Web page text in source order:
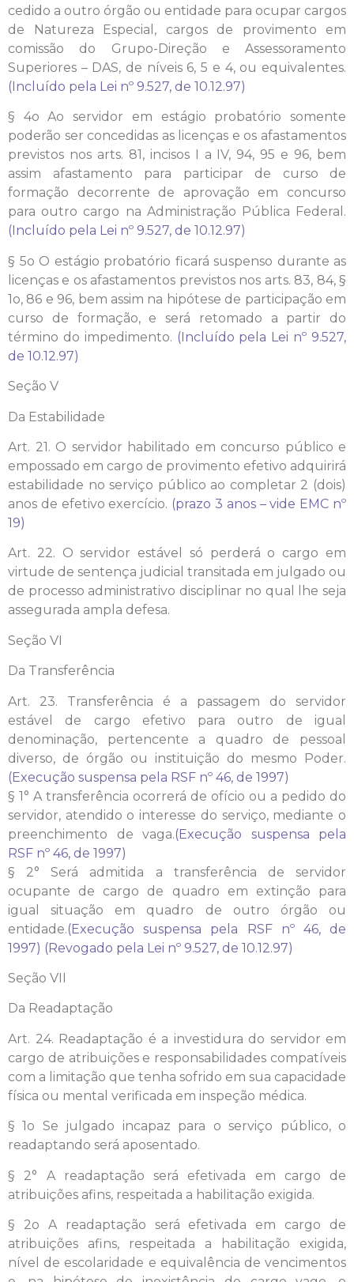
cedido a outro órgão ou entidade para ocupar cargos
de Natureza Especial, cargos de provimento em
comissão do Grupo-Direção e Assessoramento
Superiores – DAS, de níveis 6, 5 e 4, ou equivalentes.
(Incluído pela Lei nº 9.527, de 10.12.97)
§ 4o Ao servidor em estágio probatório somente
poderão ser concedidas as licenças e os afastamentos
previstos nos arts. 81, incisos I a IV, 94, 95 e 96, bem
assim afastamento para participar de curso de
formação decorrente de aprovação em concurso
para outro cargo na Administração Pública Federal.
(Incluído pela Lei nº 9.527, de 10.12.97)
§ 5o O estágio probatório ficará suspenso durante as
licenças e os afastamentos previstos nos arts. 83, 84, §
1o, 86 e 96, bem assim na hipótese de participação em
curso de formação, e será retomado a partir do
término do impedimento. (Incluído pela Lei nº 9.527,
de 10.12.97)
Seção V
Da Estabilidade
Art. 21. O servidor habilitado em concurso público e
empossado em cargo de provimento efetivo adquirirá
estabilidade no serviço público ao completar 2 (dois)
anos de efetivo exercício. (prazo 3 anos – vide EMC nº
19)
Art. 22. O servidor estável só perderá o cargo em
virtude de sentença judicial transitada em julgado ou
de processo administrativo disciplinar no qual lhe seja
assegurada ampla defesa.
Seção VI
Da Transferência
Art. 23. Transferência é a passagem do servidor
estável de cargo efetivo para outro de igual
denominação, pertencente a quadro de pessoal
diverso, de órgão ou instituição do mesmo Poder.
(Execução suspensa pela RSF nº 46, de 1997)
§ 1° A transferência ocorrerá de ofício ou a pedido do
servidor, atendido o interesse do serviço, mediante o
preenchimento de vaga.(Execução suspensa pela
RSF nº 46, de 1997)
§ 2° Será admitida a transferência de servidor
ocupante de cargo de quadro em extinção para
igual situação em quadro de outro órgão ou
entidade.(Execução suspensa pela RSF nº 46, de
1997) (Revogado pela Lei nº 9.527, de 10.12.97)
Seção VII
Da Readaptação
Art. 24. Readaptação é a investidura do servidor em
cargo de atribuições e responsabilidades compatíveis
com a limitação que tenha sofrido em sua capacidade
física ou mental verificada em inspeção médica.
§ 1o Se julgado incapaz para o serviço público, o
readaptando será aposentado.
§ 2° A readaptação será efetivada em cargo de
atribuições afins, respeitada a habilitação exigida.
§ 2o A readaptação será efetivada em cargo de
atribuições afins, respeitada a habilitação exigida,
nível de escolaridade e equivalência de vencimentos